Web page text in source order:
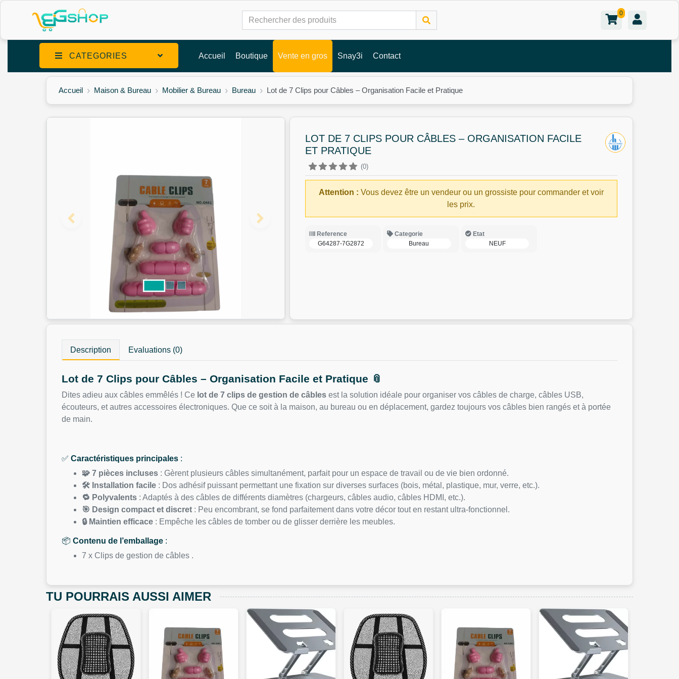
0
CATEGORIES Accueil Boutique Vente en gros Snay3i Contact
Accueil Maison & Bureau Mobilier & Bureau Bureau Lot de 7 Clips pour Câbles – Organisation Facile et Pratique
LOT DE 7 CLIPS POUR CÂBLES – ORGANISATION FACILE
ET PRATIQUE
(0)
Attention : Vous devez être un vendeur ou un grossiste pour commander et voir
les prix.
Reference
G64287-7G2872
Categorie
Bureau
Etat
NEUF
Description Evaluations (0)
Lot de 7 Clips pour Câbles – Organisation Facile et Pratique 📎
Dites adieu aux câbles emmêlés ! Ce lot de 7 clips de gestion de câbles est la solution idéale pour organiser vos câbles de charge, câbles USB,
écouteurs, et autres accessoires électroniques. Que ce soit à la maison, au bureau ou en déplacement, gardez toujours vos câbles bien rangés et à portée
de main.
✅Caractéristiques principales :
🧩 7 pièces incluses : Gèrent plusieurs câbles simultanément, parfait pour un espace de travail ou de vie bien ordonné.
🛠 Installation facile : Dos adhésif puissant permettant une fixation sur diverses surfaces (bois, métal, plastique, mur, verre, etc.).
🔁 Polyvalents : Adaptés à des câbles de différents diamètres (chargeurs, câbles audio, câbles HDMI, etc.).
🎯 Design compact et discret : Peu encombrant, se fond parfaitement dans votre décor tout en restant ultra-fonctionnel.
🔒 Maintien efficace : Empêche les câbles de tomber ou de glisser derrière les meubles.
📦Contenu de l’emballage :
7 x Clips de gestion de câbles .
TU POURRAIS AUSSI AIMER